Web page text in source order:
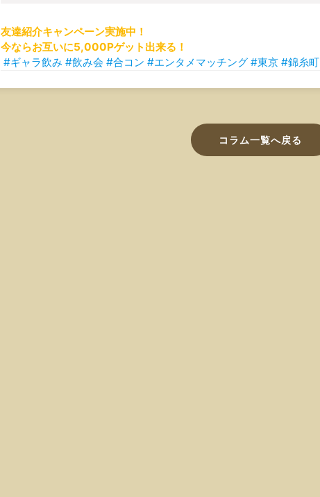
友達紹介キャンペーン実施中！
今ならお互いに5,000Pゲット出来る！
#ギャラ飲み #飲み会 #合コン #エンタメマッチング #東京 #錦糸町
コラム一覧へ戻る